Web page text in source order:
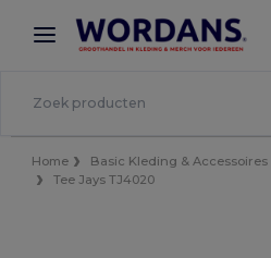
× Wordans-app
Betere prijzen in de app!
Home Basic Kleding & Accessoires
Tee Jays TJ4020